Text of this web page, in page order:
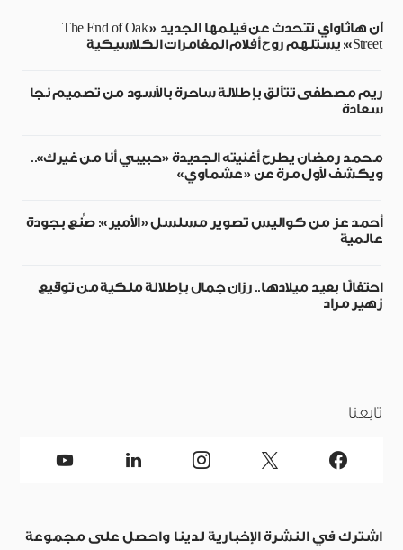
آن هاثاواي تتحدث عن فيلمها الجديد «The End of Oak
Street»: يستلهم روح أفلام المغامرات الكلاسيكية
ريم مصطفى تتألق بإطلالة ساحرة بالأسود من تصميم نجا
سعادة
محمد رمضان يطرح أغنيته الجديدة «حبيبي أنا من غيرك»..
ويكشف لأول مرة عن «عشماوي»
أحمد عز من كواليس تصوير مسلسل «الأمير»: صُنع بجودة
عالمية
احتفالًا بعيد ميلادها.. رزان جمال بإطلالة ملكية من توقيع
زهير مراد
تابعنا
اشترك في النشرة الإخبارية لدينا واحصل على مجموعة